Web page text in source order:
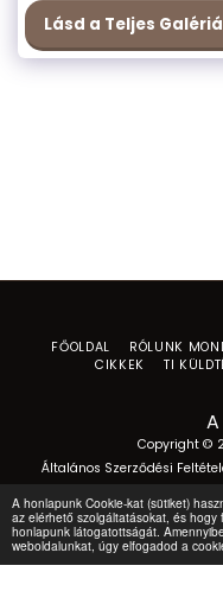
A honlapunk Cookie-kat (sütiket)
az elérhető szolgáltatásokat, és hogy
honlapunk látogatottságát.
weboldalunkat, úgy elfogadod a
Lásd a Teljes
Copyright ©
Általános Szerződési
FŐOLDAL RÓLUNK
CIKKEK
TI